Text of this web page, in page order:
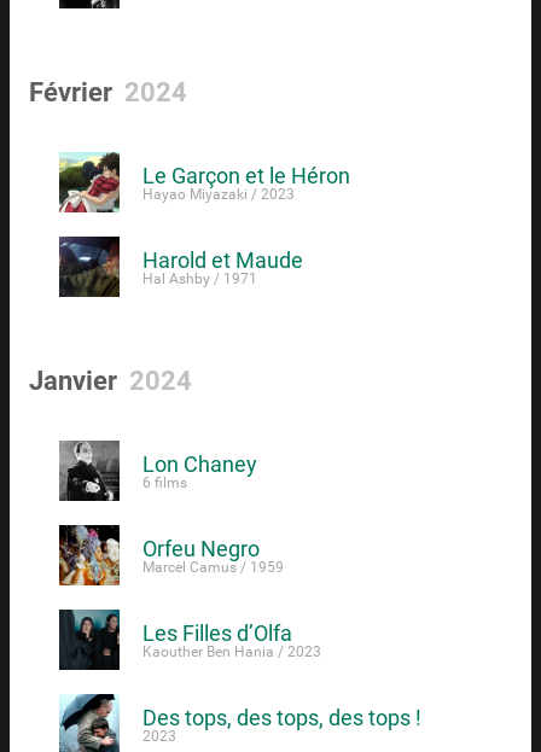
Février 2024
Le Garçon et le Héron
Hayao Miyazaki / 2023
Harold et Maude
Hal Ashby / 1971
Janvier 2024
Lon Chaney
6 films
Orfeu Negro
Marcel Camus / 1959
Les Filles d’Olfa
Kaouther Ben Hania / 2023
Des tops, des tops, des tops !
2023